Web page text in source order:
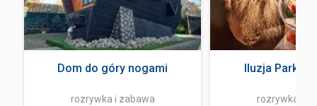
Dom do góry nogami
rozrywka i zabawa
Iluzja Park
rozrywka i